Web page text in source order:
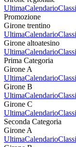
UltimaCalendario
Promozione
Girone trentino
UltimaCalendario
Girone altoatesino
UltimaCalendario
Prima Categoria
Girone A
UltimaCalendario
Girone B
UltimaCalendario
Girone C
UltimaCalendario
Seconda Categoria
Girone A
UltimaCalendario